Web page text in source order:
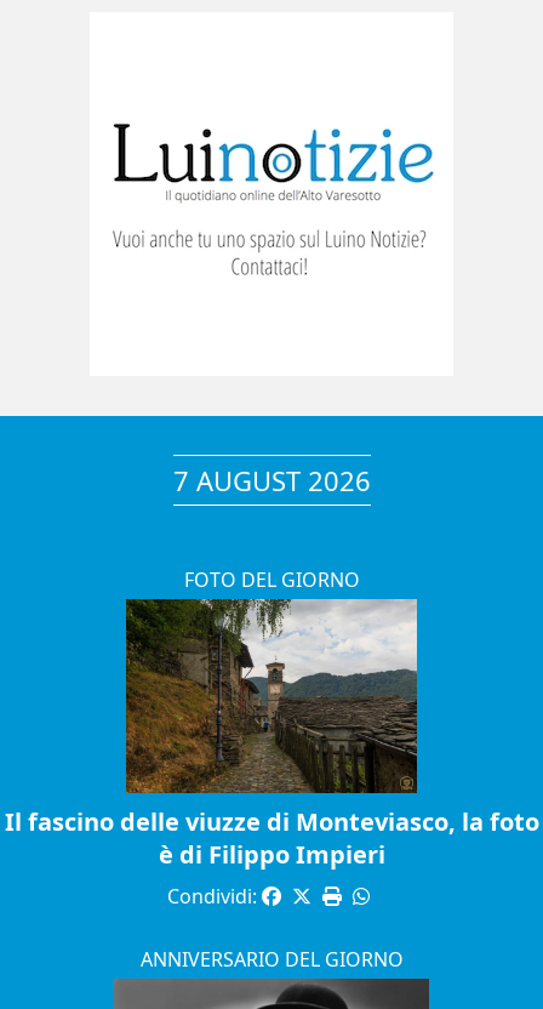
7 AUGUST 2026
FOTO DEL GIORNO
Il fascino delle viuzze di Monteviasco, la foto
è di Filippo Impieri
Condividi:
ANNIVERSARIO DEL GIORNO